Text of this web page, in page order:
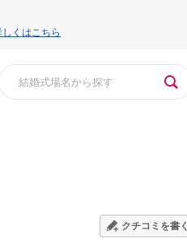
しくはこちら
クチコミを書く